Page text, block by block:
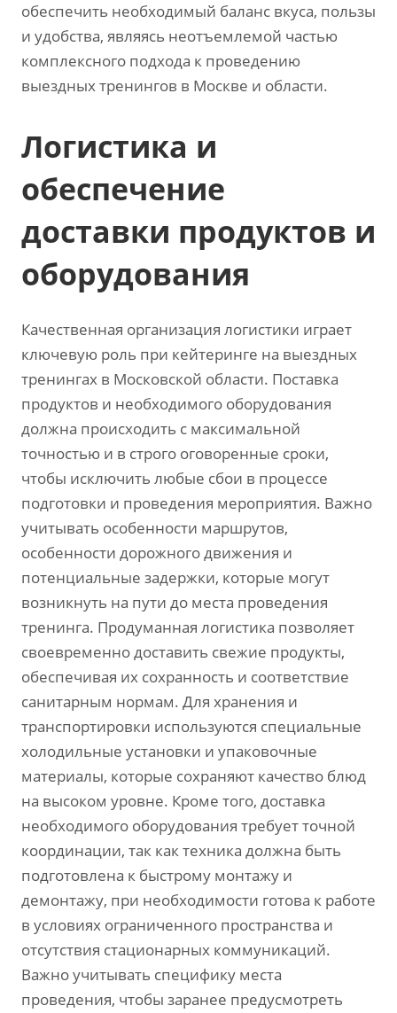
обеспечить необходимый баланс вкуса, пользы
и удобства, являясь неотъемлемой частью
комплексного подхода к проведению
выездных тренингов в Москве и области.
Логистика и
обеспечение
доставки продуктов и
оборудования
Качественная организация логистики играет
ключевую роль при кейтеринге на выездных
тренингах в Московской области. Поставка
продуктов и необходимого оборудования
должна происходить с максимальной
точностью и в строго оговоренные сроки,
чтобы исключить любые сбои в процессе
подготовки и проведения мероприятия. Важно
учитывать особенности маршрутов,
особенности дорожного движения и
потенциальные задержки, которые могут
возникнуть на пути до места проведения
тренинга. Продуманная логистика позволяет
своевременно доставить свежие продукты,
обеспечивая их сохранность и соответствие
санитарным нормам. Для хранения и
транспортировки используются специальные
холодильные установки и упаковочные
материалы, которые сохраняют качество блюд
на высоком уровне. Кроме того, доставка
необходимого оборудования требует точной
координации, так как техника должна быть
подготовлена к быстрому монтажу и
демонтажу, при необходимости готова к работе
в условиях ограниченного пространства и
отсутствия стационарных коммуникаций.
Важно учитывать специфику места
проведения, чтобы заранее предусмотреть